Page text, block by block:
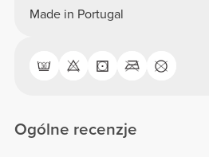
Made in Portugal
Ogólne recenzje